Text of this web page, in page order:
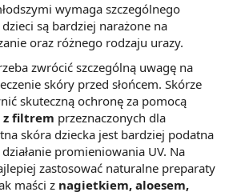
wymaga szczególnego
są bardziej narażone na
oraz różnego rodzaju urazy.
zwrócić szczególną uwagę na
skóry przed słońcem. Skórze
skuteczną ochronę za pomocą
z filtrem przeznaczonych dla
skóra dziecka jest bardziej podatna
promieniowania UV. Na
zastosować naturalne preparaty
maści z nagietkiem, aloesem,